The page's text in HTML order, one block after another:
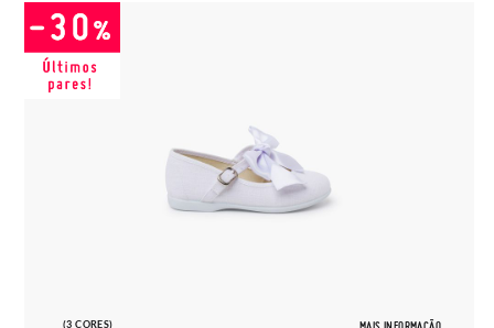
(3 CORES)